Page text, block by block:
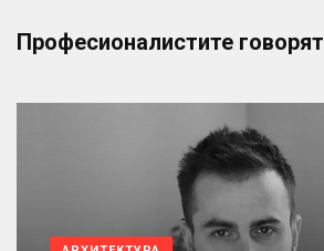
Професионалистите говорят